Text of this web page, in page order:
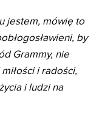
jestem, mówię to
by
Grammy, nie
i radości,
i ludzi na